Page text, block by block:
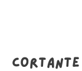
Cortante